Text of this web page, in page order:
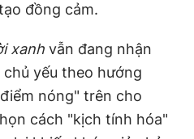
đồng cảm.
xanh vẫn đang nhận
yếu theo hướng
nóng" trên cho
cách "kịch tính hóa"